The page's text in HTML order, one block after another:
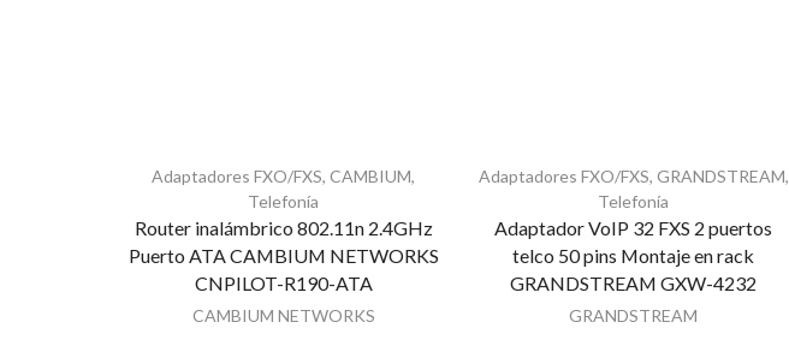
Adaptadores FXO/FXS, CAMBIUM,
Telefonía
Router inalámbrico 802.11n 2.4GHz
Puerto ATA CAMBIUM NETWORKS
CNPILOT-R190-ATA
CAMBIUM NETWORKS
Adaptadores FXO/FXS, GRANDSTREAM,
Telefonía
Adaptador VoIP 32 FXS 2 puertos
telco 50 pins Montaje en rack
GRANDSTREAM GXW-4232
GRANDSTREAM